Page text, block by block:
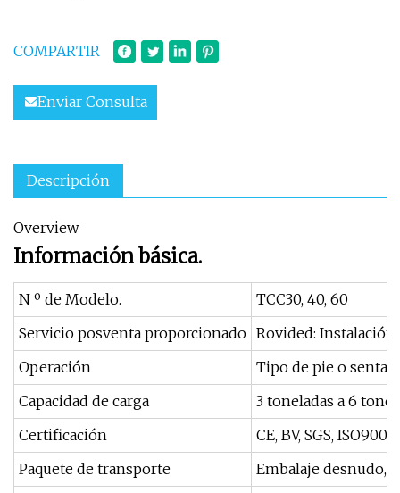
COMPARTIR
Enviar Consulta
Descripción
Overview
Información básica.
N º de Modelo.
TCC30, 40, 60
Servicio posventa proporcionado Rovided: Instalación
Operación
Tipo de pie o
Capacidad de carga
3 toneladas a 6
Certificación
CE, BV, SGS,
Paquete de transporte
Embalaje desnudo,